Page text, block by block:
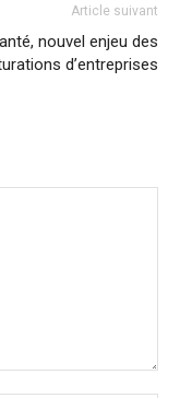
Article suivant
nouvel enjeu des
d’entreprises